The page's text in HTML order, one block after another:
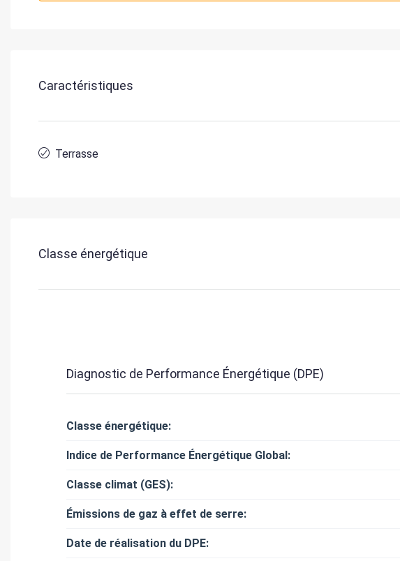
Caractéristiques
Terrasse
Classe énergétique
Diagnostic de Performance Énergétique (DPE)
Classe énergétique:
Indice de Performance Énergétique Global:
Classe climat (GES):
Émissions de gaz à effet de serre:
Date de réalisation du DPE: